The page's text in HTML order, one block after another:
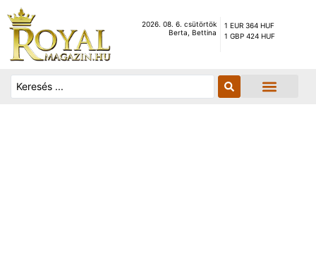
2026. 08. 6. csütörtök
Berta, Bettina
1 EUR 364 HUF
1 GBP 424 HUF